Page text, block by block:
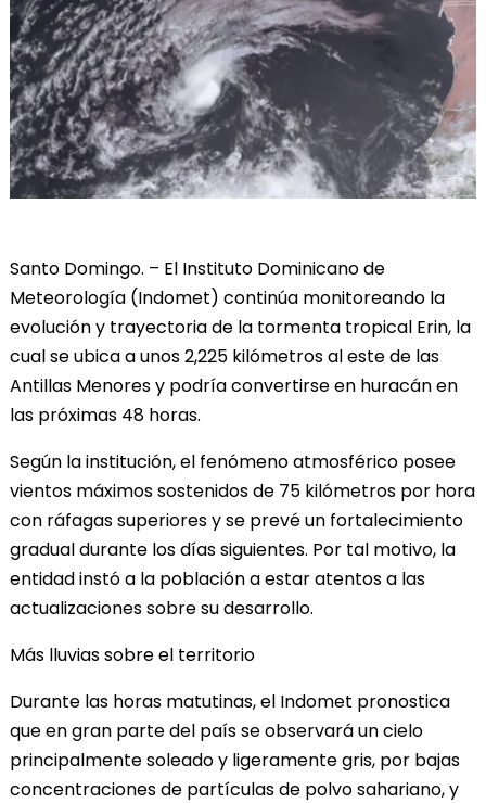
Santo Domingo. – El Instituto Dominicano de
Meteorología (Indomet) continúa monitoreando la
evolución y trayectoria de la tormenta tropical Erin, la
cual se ubica a unos 2,225 kilómetros al este de las
Antillas Menores y podría convertirse en huracán en
las próximas 48 horas.
Según la institución, el fenómeno atmosférico posee
vientos máximos sostenidos de 75 kilómetros por hora
con ráfagas superiores y se prevé un fortalecimiento
gradual durante los días siguientes. Por tal motivo, la
entidad instó a la población a estar atentos a las
actualizaciones sobre su desarrollo.
Más lluvias sobre el territorio
Durante las horas matutinas, el Indomet pronostica
que en gran parte del país se observará un cielo
principalmente soleado y ligeramente gris, por bajas
concentraciones de partículas de polvo sahariano, y